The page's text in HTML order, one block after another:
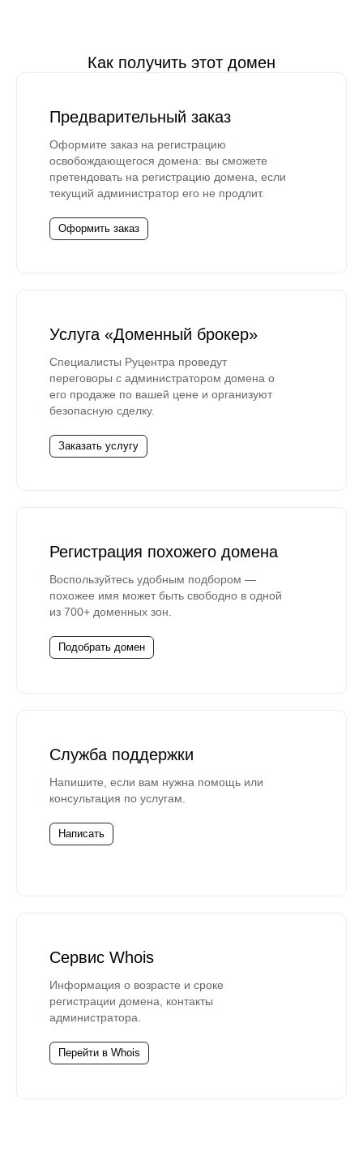
Как получить этот домен
Предварительный заказ
Оформите заказ на регистрацию
освобождающегося домена: вы сможете
претендовать на регистрацию домена, если
текущий администратор его не продлит.
Оформить заказ
Услуга «Доменный брокер»
Специалисты Руцентра проведут
переговоры с администратором домена о
его продаже по вашей цене и организуют
безопасную сделку.
Заказать услугу
Регистрация похожего домена
Воспользуйтесь удобным подбором —
похожее имя может быть свободно в одной
из 700+ доменных зон.
Подобрать домен
Служба поддержки
Напишите, если вам нужна помощь или
консультация по услугам.
Написать
Сервис Whois
Информация о возрасте и сроке
регистрации домена, контакты
администратора.
Перейти в Whois